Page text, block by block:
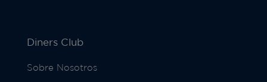
Diners Club
Sobre Nosotros